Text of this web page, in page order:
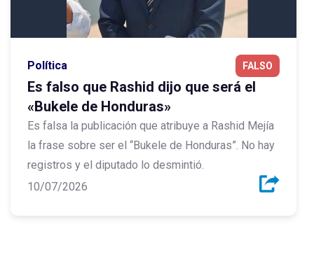
Política FALSO
Es falso que Rashid dijo que será el
«Bukele de Honduras»
Es falsa la publicación que atribuye a Rashid Mejía
la frase sobre ser el “Bukele de Honduras”. No hay
registros y el diputado lo desmintió.
10/07/2026